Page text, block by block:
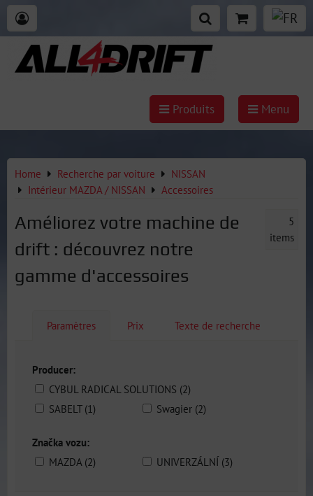
Produits Menu
Home Recherche par voiture
NISSAN
Intérieur MAZDA / NISSAN
Accessoires
Améliorez votre machine de
drift : découvrez notre
gamme d'accessoires
5
items
Paramètres Prix Texte de recherche
Producer:
CYBUL RADICAL SOLUTIONS (2)
SABELT (1)
Swagier (2)
Značka vozu:
MAZDA (2)
UNIVERZÁLNÍ (3)